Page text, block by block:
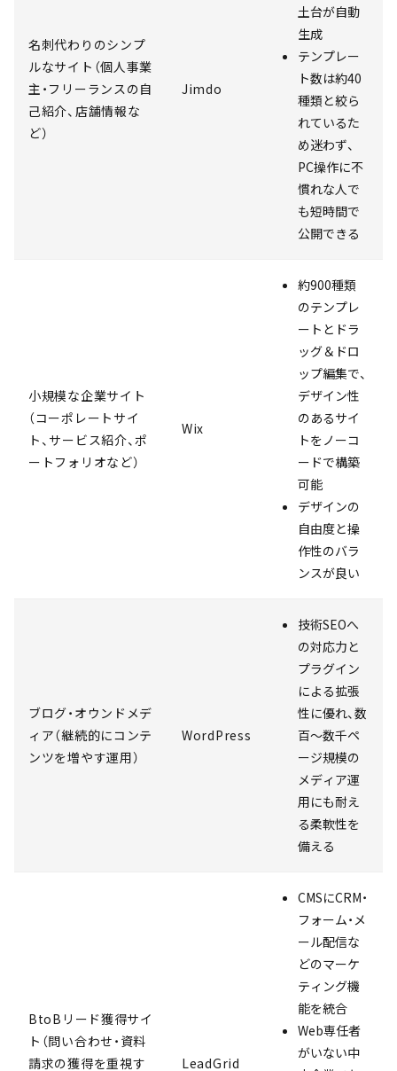
名刺代わりのシンプ
ルなサイト（個人事業
主・フリーランスの自
己紹介、店舗情報な
ど）
Jimdo
土台が自動
生成
テンプレー
ト数は約40
種類と絞ら
れているた
め迷わず、
PC操作に不
慣れな人で
も短時間で
公開できる
小規模な企業サイト
（コーポレートサイ
ト、サービス紹介、ポ
ートフォリオなど）
Wix
約900種類
のテンプレ
ートとドラ
ッグ＆ドロ
ップ編集で、
デザイン性
のあるサイ
トをノーコ
ードで構築
可能
デザインの
自由度と操
作性のバラ
ンスが良い
ブログ・オウンドメデ
ィア（継続的にコンテ
ンツを増やす運用）
WordPress
技術SEOへ
の対応力と
プラグイン
による拡張
性に優れ、数
百〜数千ペ
ージ規模の
メディア運
用にも耐え
る柔軟性を
備える
BtoBリード獲得サイ
ト（問い合わせ・資料
請求の獲得を重視す
LeadGrid
CMSにCRM・
フォーム・メ
ール配信な
どのマーケ
ティング機
能を統合
Web専任者
がいない中